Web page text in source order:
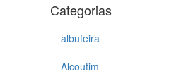
Categorias
albufeira
Alcoutim